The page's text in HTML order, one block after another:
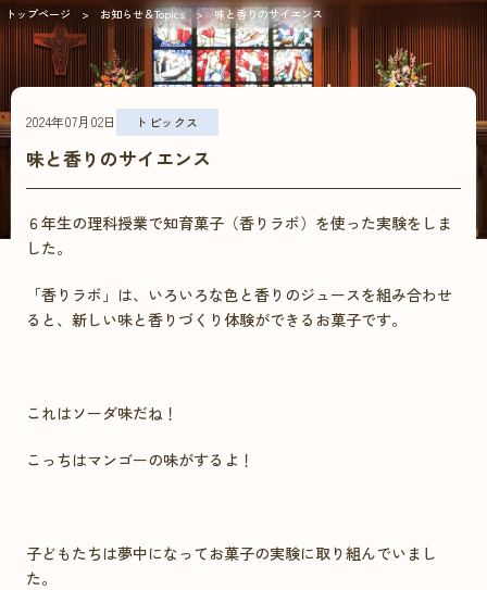
トップページ お知らせ＆Topics 味と香りのサイエンス
2024年07月02日 トピックス
味と香りのサイエンス
６年生の理科授業で知育菓子（香りラボ）を使った実験をしま
した。
「香りラボ」は、いろいろな色と香りのジュースを組み合わせ
ると、新しい味と香りづくり体験ができるお菓子です。
これはソーダ味だね！
こっちはマンゴーの味がするよ！
子どもたちは夢中になってお菓子の実験に取り組んでいまし
た。